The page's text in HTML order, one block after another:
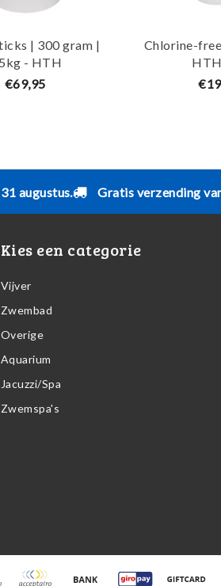
| 300 gram |
- HTH
€69,95
Chlorine-
augustus. Gratis verzending
Kies een categorie
Vijver
Zwembad
Overige
Aquarium
Jacuzzi/Spa
Zwemspa's